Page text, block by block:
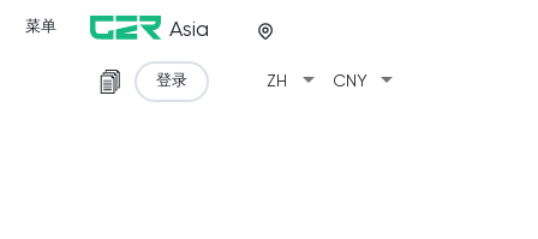
菜单 Asia
ZH arrow_drop_down CNY arrow_drop_down
登录